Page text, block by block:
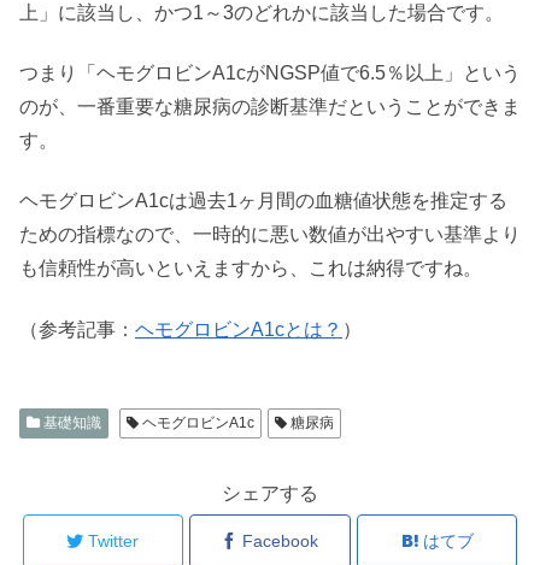
上」に該当し、かつ1～3のどれかに該当した場合です。
つまり「ヘモグロビンA1cがNGSP値で6.5％以上」という
のが、一番重要な糖尿病の診断基準だということができま
す。
ヘモグロビンA1cは過去1ヶ月間の血糖値状態を推定する
ための指標なので、一時的に悪い数値が出やすい基準より
も信頼性が高いといえますから、これは納得ですね。
（参考記事： ヘモグロビンA1cとは？ ）
基礎知識 ヘモグロビンA1c 糖尿病
シェアする
Twitter Facebook はてブ